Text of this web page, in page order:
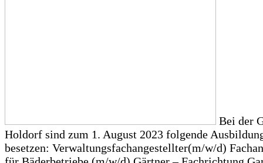
Bei der
Holdorf sind zum 1. August 2023 folgende
besetzen: Verwaltungsfachangestellter(m/w/d)